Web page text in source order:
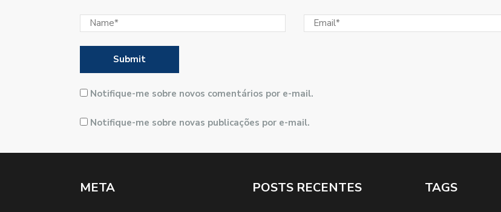
Notifique-me sobre novos comentários por e-mail.
Notifique-me sobre novas publicações por e-mail.
META POSTS RECENTES TAGS